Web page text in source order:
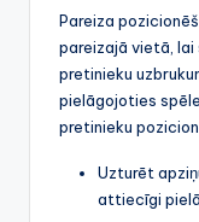
Pareiza
pareizajā vietā, lai
pretinieku
pielāgojoties
pretinieku
Uzturēt
attiecīgi